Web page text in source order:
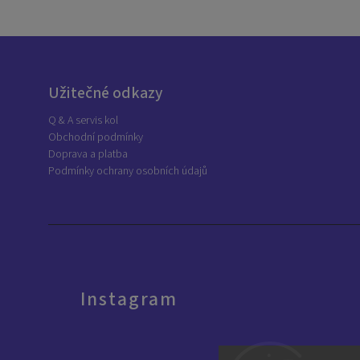
Užitečné odkazy
Q & A servis kol
Obchodní podmínky
Doprava a platba
Podmínky ochrany osobních údajů
Instagram